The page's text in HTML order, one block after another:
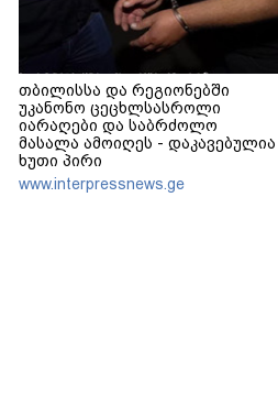
თბილისსა და რეგიონებში
უკანონო ცეცხლსასროლი
იარაღები და საბრძოლო
მასალა ამოიღეს - დაკავებულია
ხუთი პირი
www.interpressnews.ge